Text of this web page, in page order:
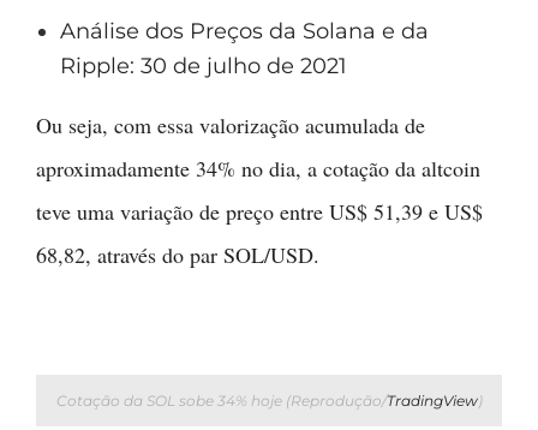
Análise dos Preços da Solana e da
Ripple: 30 de julho de 2021
Ou seja, com essa valorização acumulada de
aproximadamente 34% no dia, a cotação da altcoin
teve uma variação de preço entre US$ 51,39 e US$
68,82, através do par SOL/USD.
Cotação da SOL sobe 34% hoje (Reprodução/TradingView)